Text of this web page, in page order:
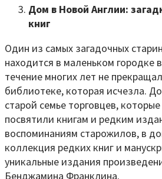
Дом в Новой Англии:
книг
Один из самых загадочных
находится в маленьком городке
течение многих лет не
библиотеке, которая исчезла.
старой семье торговцев,
посвятили книгам и редким
воспоминаниям старожилов, в
коллекция редких книг и
уникальные издания
Бенджамина Франклина.